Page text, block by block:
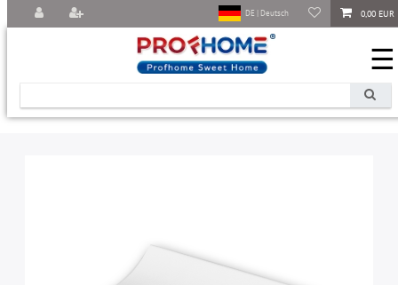
0,00 EUR
DE | Deutsch
☰